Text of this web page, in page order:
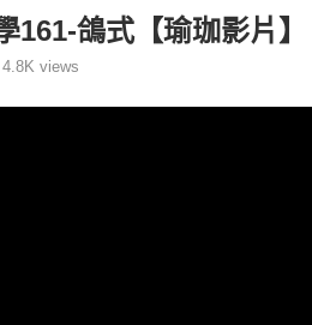
161-鴿式【瑜珈影片】
4.8K views